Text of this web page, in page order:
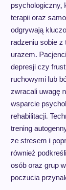
psychologiczny,
terapii oraz
odgrywają
radzeniu sobie
urazem.
depresji czy
ruchowymi lub
zwracali uwagę
wsparcie
rehabilitacji.
trening
ze stresem i
również
osób oraz grup
poczucia